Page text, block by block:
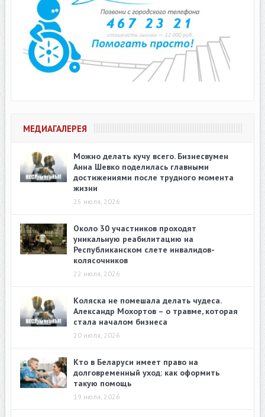
МЕДИАГАЛЕРЕЯ
Можно делать кучу всего. Бизнесвумен
Анна Шевко поделилась главными
достижениями после трудного момента
жизни
25 июля, 2026
Около 30 участников проходят
уникальную реабилитацию на
Республиканском слете инвалидов-
колясочников
22 июля, 2026
Коляска не помешала делать чудеса.
Александр Мохортов – о травме, которая
стала началом бизнеса
20 июля, 2026
Кто в Беларуси имеет право на
долговременный уход: как оформить
такую помощь
19 июля, 2026